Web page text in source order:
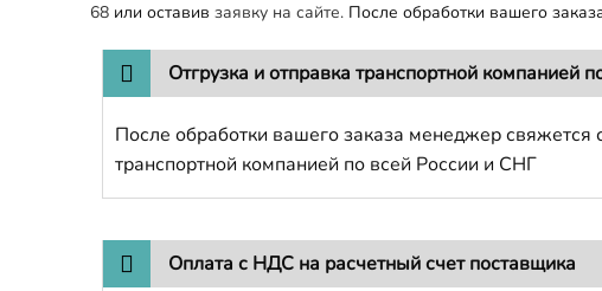
68 или оставив заявку на сайте. После обработки вашего
Отгрузка и отправка транспортной компанией
После обработки вашего заказа менеджер свяжется
транспортной компанией по всей России и СНГ
Оплата с НДС на расчетный счет поставщика